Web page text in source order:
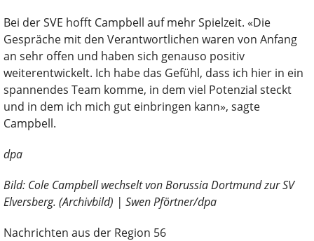
Bei der SVE hofft Campbell auf mehr Spielzeit. «Die
Gespräche mit den Verantwortlichen waren von Anfang
an sehr offen und haben sich genauso positiv
weiterentwickelt. Ich habe das Gefühl, dass ich hier in ein
spannendes Team komme, in dem viel Potenzial steckt
und in dem ich mich gut einbringen kann», sagte
Campbell.
dpa
Bild: Cole Campbell wechselt von Borussia Dortmund zur SV
Elversberg. (Archivbild) | Swen Pförtner/dpa
Nachrichten aus der Region 56